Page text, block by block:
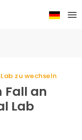
zu wechseln
Fall an
Lab